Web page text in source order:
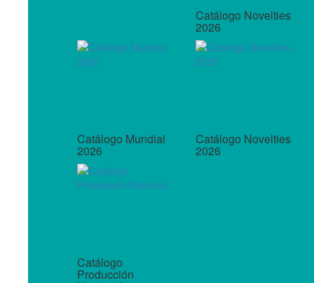
Catálogo Novelties
2026
Catálogo Mundial
2026
Catálogo Novelties
2026
Catálogo
Producción